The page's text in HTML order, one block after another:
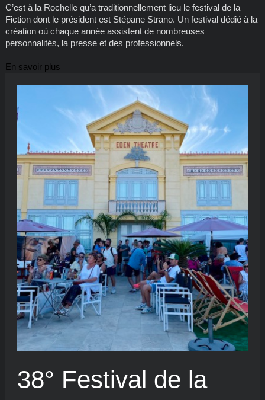
C’est à la Rochelle qu’a traditionnellement lieu le festival de la
Fiction dont le président est Stépane Strano. Un festival dédié à la
création où chaque année assistent de nombreuses
personnalités, la presse et des professionnels.
En savoir plus
38° Festival de la